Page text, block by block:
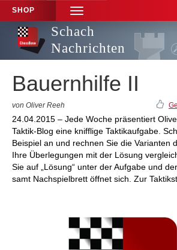
SHOP
TOGGLE
NAVIGATION
Schach
Nachrichten
Bauernhilfe II
von Oliver Reeh
24.04.2015 – Jede Woche präsentiert
Taktik-Blog eine knifflige Taktikaufgabe.
Beispiel an und rechnen Sie die Varianten
Ihre Überlegungen mit der Lösung
Sie auf „Lösung“ unter der Aufgabe und
samt Nachspielbrett öffnet sich. Zur